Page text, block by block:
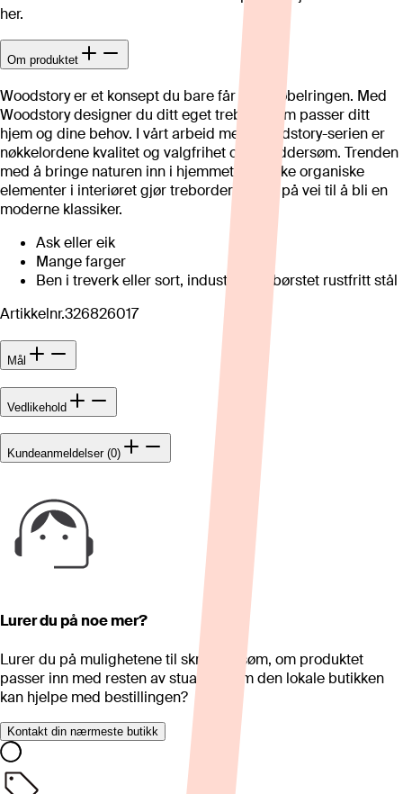
her.
Om produktet
Woodstory er et konsept du bare får hos Møbelringen. Med
Woodstory designer du ditt eget trebord som passer ditt
hjem og dine behov. I vårt arbeid med Woodstory-serien er
nøkkelordene kvalitet og valgfrihet og skreddersøm. Trenden
med å bringe naturen inn i hjemmet og bruke organiske
elementer i interiøret gjør trebordene godt på vei til å bli en
moderne klassiker.
Ask eller eik
Mange farger
Ben i treverk eller sort, industri eller børstet rustfritt stål
Artikkelnr.326826017
Mål
Vedlikehold
Kundeanmeldelser (0)
Lurer du på noe mer?
Lurer du på mulighetene til skreddersøm, om produktet
passer inn med resten av stua eller om den lokale butikken
kan hjelpe med bestillingen?
Kontakt din nærmeste butikk